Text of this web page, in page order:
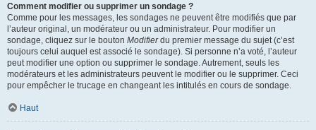
Comment modifier ou supprimer un sondage ?
Comme pour les messages, les sondages ne peuvent être modifiés que par
l’auteur original, un modérateur ou un administrateur. Pour modifier un
sondage, cliquez sur le bouton Modifierdu premier message du sujet (c’est
toujours celui auquel est associé le sondage). Si personne n’a voté, l’auteur
peut modifier une option ou supprimer le sondage. Autrement, seuls les
modérateurs et les administrateurs peuvent le modifier ou le supprimer. Ceci
pour empêcher le trucage en changeant les intitulés en cours de sondage.
Haut